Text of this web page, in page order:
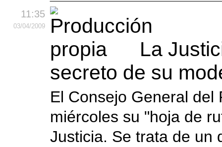
11:35
03/04/2009
La
secreto de su
El Consejo General del
miércoles su "hoja de
Justicia. Se trata de un